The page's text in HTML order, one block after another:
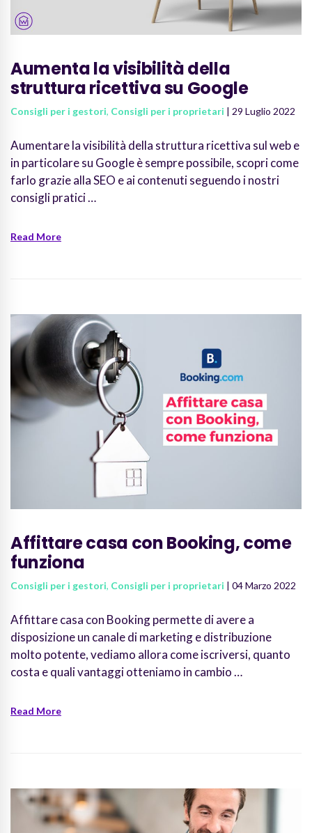
Aumenta la visibilità della
struttura ricettiva su Google
Consigli per i gestori, Consigli per i proprietari | 29 Luglio 2022
Aumentare la visibilità della struttura ricettiva sul web e
in particolare su Google è sempre possibile, scopri come
farlo grazie alla SEO e ai contenuti seguendo i nostri
consigli pratici …
Read More
Affittare casa con Booking, come
funziona
Consigli per i gestori, Consigli per i proprietari | 04 Marzo 2022
Affittare casa con Booking permette di avere a
disposizione un canale di marketing e distribuzione
molto potente, vediamo allora come iscriversi, quanto
costa e quali vantaggi otteniamo in cambio …
Read More